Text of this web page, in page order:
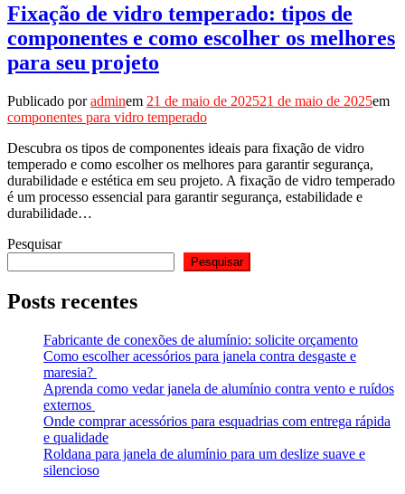
Fixação de vidro temperado: tipos de
componentes e como escolher os melhores
para seu projeto
Publicado poradminem 21 de maio de 202521 de maio de 2025em
componentes para vidro temperado
Descubra os tipos de componentes ideais para fixação de vidro
temperado e como escolher os melhores para garantir segurança,
durabilidade e estética em seu projeto. A fixação de vidro temperado
é um processo essencial para garantir segurança, estabilidade e
durabilidade…
Pesquisar
Pesquisar
Posts recentes
Fabricante de conexões de alumínio: solicite orçamento
Como escolher acessórios para janela contra desgaste e
maresia?
Aprenda como vedar janela de alumínio contra vento e ruídos
externos
Onde comprar acessórios para esquadrias com entrega rápida
e qualidade
Roldana para janela de alumínio para um deslize suave e
silencioso